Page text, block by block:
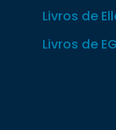
Livros de
Livros de